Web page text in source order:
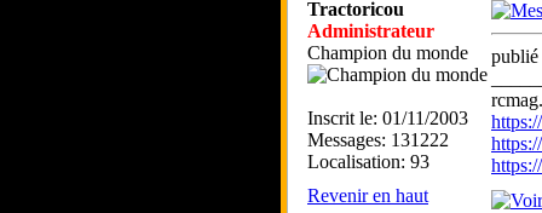
Tractoricou
Administrateur
Champion du monde
Inscrit le: 01/11/2003
Messages: 131222
Localisation: 93
publié
Revenir en haut